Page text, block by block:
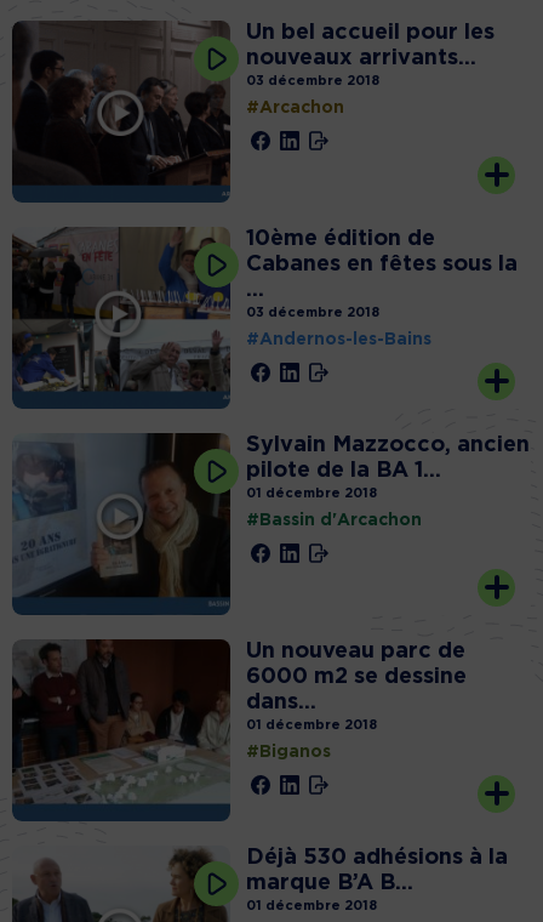
Un bel accueil pour les
nouveaux arrivants...
03 décembre 2018
#Arcachon
10ème édition de
Cabanes en fêtes sous la
...
03 décembre 2018
#Andernos-les-Bains
Sylvain Mazzocco, ancien
pilote de la BA 1...
01 décembre 2018
#Bassin d'Arcachon
Un nouveau parc de
6000 m2 se dessine
dans...
01 décembre 2018
#Biganos
Déjà 530 adhésions à la
marque B’A B...
01 décembre 2018